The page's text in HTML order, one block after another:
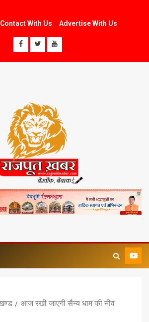
Contact With Us Advertise With Us
आज रखी जाएगी सैन्य धाम की नीव